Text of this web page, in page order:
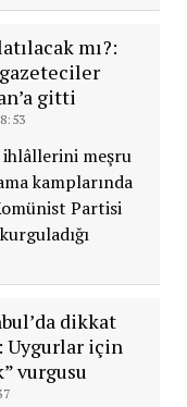
mı?:
gitti
ihlâllerini meşru
kamplarında
Partisi
dikkat
Uygurlar için
vurgusu